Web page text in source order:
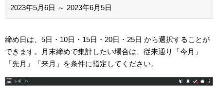
2023年5月6日 ～ 2023年6月5日
締め日は、5日・10日・15日・20日・25日 から選択することが
できます。月末締めで集計したい場合は、従来通り「今月」
「先月」「来月」を条件に指定してください。